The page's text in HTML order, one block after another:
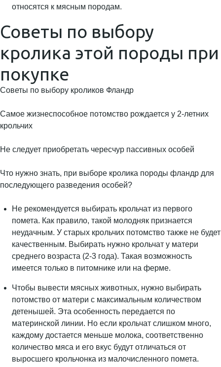
относятся к мясным породам.
Советы по выбору
кролика этой породы при
покупке
Советы по выбору кроликов Фландр
Самое жизнеспособное потомство рождается у 2-летних
крольчих
Не следует приобретать чересчур пассивных особей
Что нужно знать, при выборе кролика породы фландр для
последующего разведения особей?
Не рекомендуется выбирать крольчат из первого
помета. Как правило, такой молодняк признается
неудачным. У старых крольчих потомство также не будет
качественным. Выбирать нужно крольчат у матери
среднего возраста (2-3 года). Такая возможность
имеется только в питомнике или на ферме.
Чтобы вывести мясных животных, нужно выбирать
потомство от матери с максимальным количеством
детенышей. Эта особенность передается по
материнской линии. Но если крольчат слишком много,
каждому достается меньше молока, соответственно
количество мяса и его вкус будут отличаться от
выросшего крольчонка из малочисленного помета.